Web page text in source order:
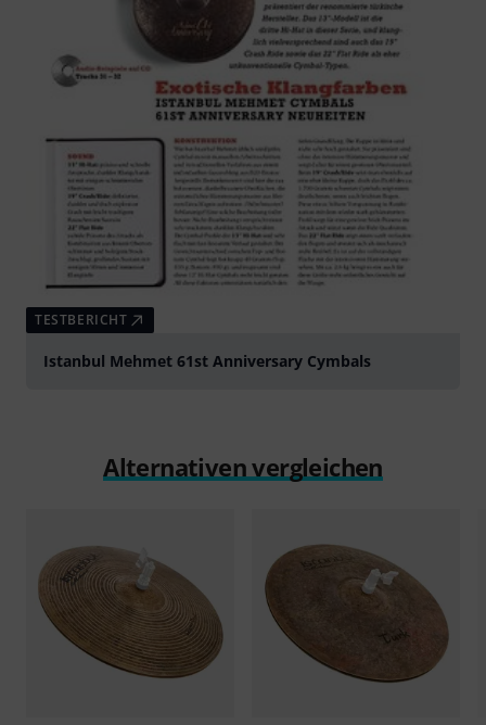
TESTBERICHT
Istanbul Mehmet 61st Anniversary Cymbals
Alternativen vergleichen